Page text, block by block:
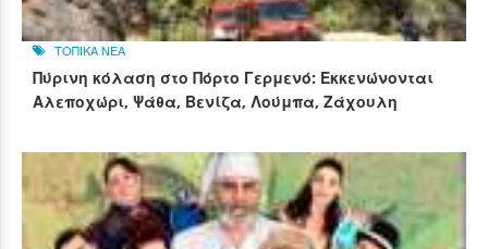
ΤΟΠΙΚΑ ΝΕΑ
Πύρινη κόλαση στο Πόρτο Γερμενό: Εκκενώνονται
Αλεποχώρι, Ψάθα, Βενίζα, Λούμπα, Ζάχουλη